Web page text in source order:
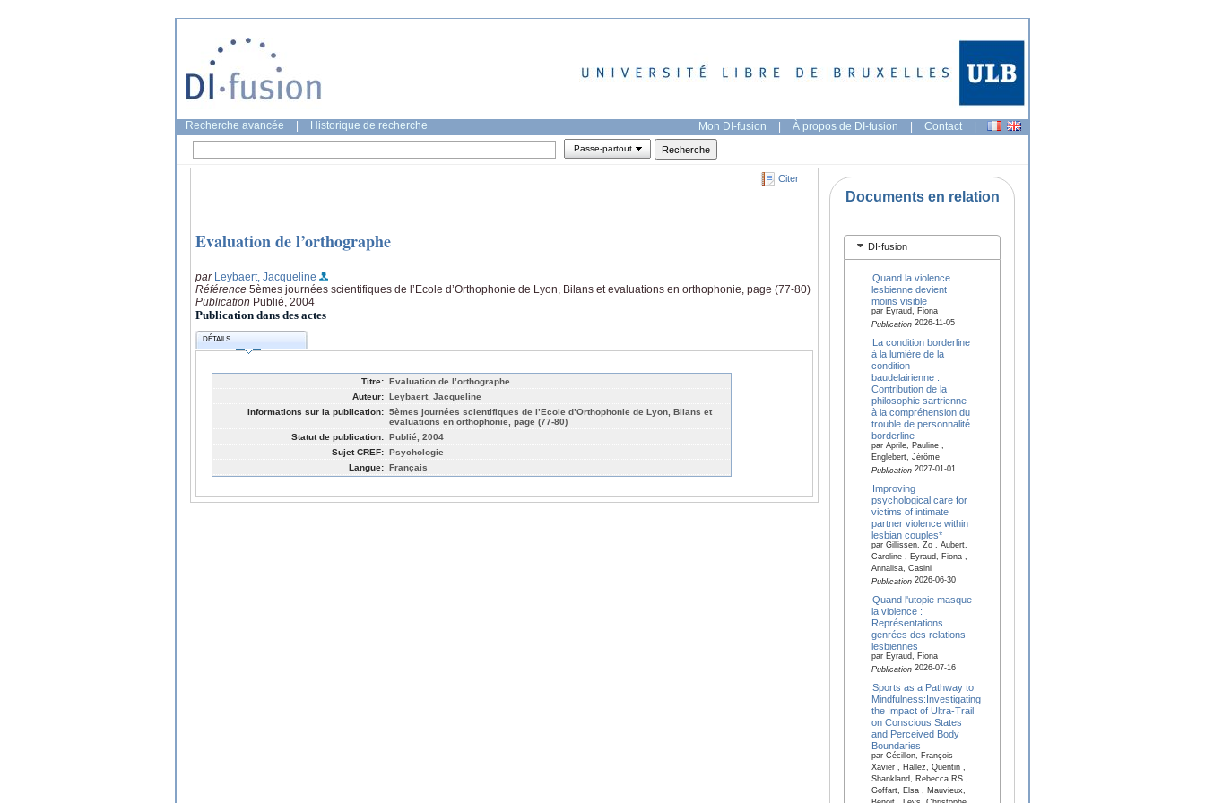
Recherche avancée Historique de recherche Mon DI-fusion | À propos de DI-fusion | Contact |
Passe-partout
Citer
Evaluation de l’orthographe
par Leybaert, Jacqueline
Référence 5èmes journées scientifiques de l’Ecole d’Orthophonie de Lyon, Bilans et evaluations en orthophonie, page (77-80)
Publication Publié, 2004
Publication dans des actes
DÉTAILS
Titre: Evaluation de l’orthographe
Auteur: Leybaert, Jacqueline
Informations sur la publication: 5èmes journées scientifiques de l’Ecole d’Orthophonie de Lyon, Bilans et
evaluations en orthophonie, page (77-80)
Statut de publication: Publié, 2004
Sujet CREF: Psychologie
Langue: Français
Documents en relation
DI-fusion
Quand la violence
lesbienne devient
moins visible
par Eyraud, Fiona
Publication2026-11-05
La condition borderline
à la lumière de la
condition
baudelairienne :
Contribution de la
philosophie sartrienne
à la compréhension du
trouble de personnalité
borderline
par Aprile, Pauline ,
Englebert, Jérôme
Publication2027-01-01
Improving
psychological care for
victims of intimate
partner violence within
lesbian couples*
par Gillissen, Zo , Aubert,
Caroline , Eyraud, Fiona ,
Annalisa, Casini
Publication2026-06-30
Quand l'utopie masque
la violence :
Représentations
genrées des relations
lesbiennes
par Eyraud, Fiona
Publication2026-07-16
Sports as a Pathway to
Mindfulness:Investigating
the Impact of Ultra-Trail
on Conscious States
and Perceived Body
Boundaries
par Cécillon, François-
Xavier , Hallez, Quentin ,
Shankland, Rebecca RS ,
Goffart, Elsa , Mauvieux,